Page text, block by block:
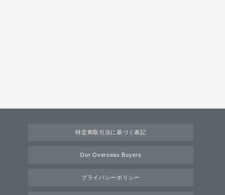
特定商取引法に基づく表記
Our Overseas Buyers
プライバシーポリシー